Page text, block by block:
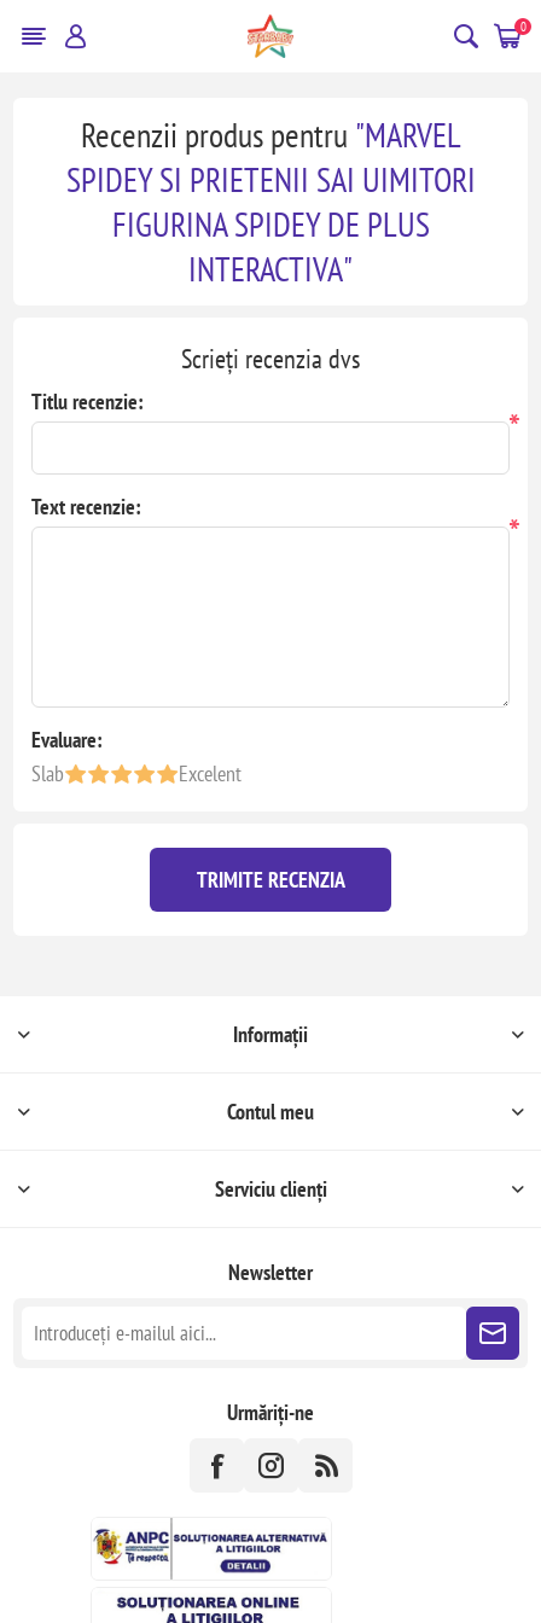
0
Recenzii produs pentru MARVEL
SPIDEY SI PRIETENII SAI UIMITORI
FIGURINA SPIDEY DE PLUS
INTERACTIVA
Scrieți recenzia dvs
Titlu recenzie:
*
Text recenzie:
*
Evaluare:
Slab
Excelent
TRIMITE RECENZIA
Informații
Contul meu
Serviciu clienți
Newsletter
Urmăriți-ne